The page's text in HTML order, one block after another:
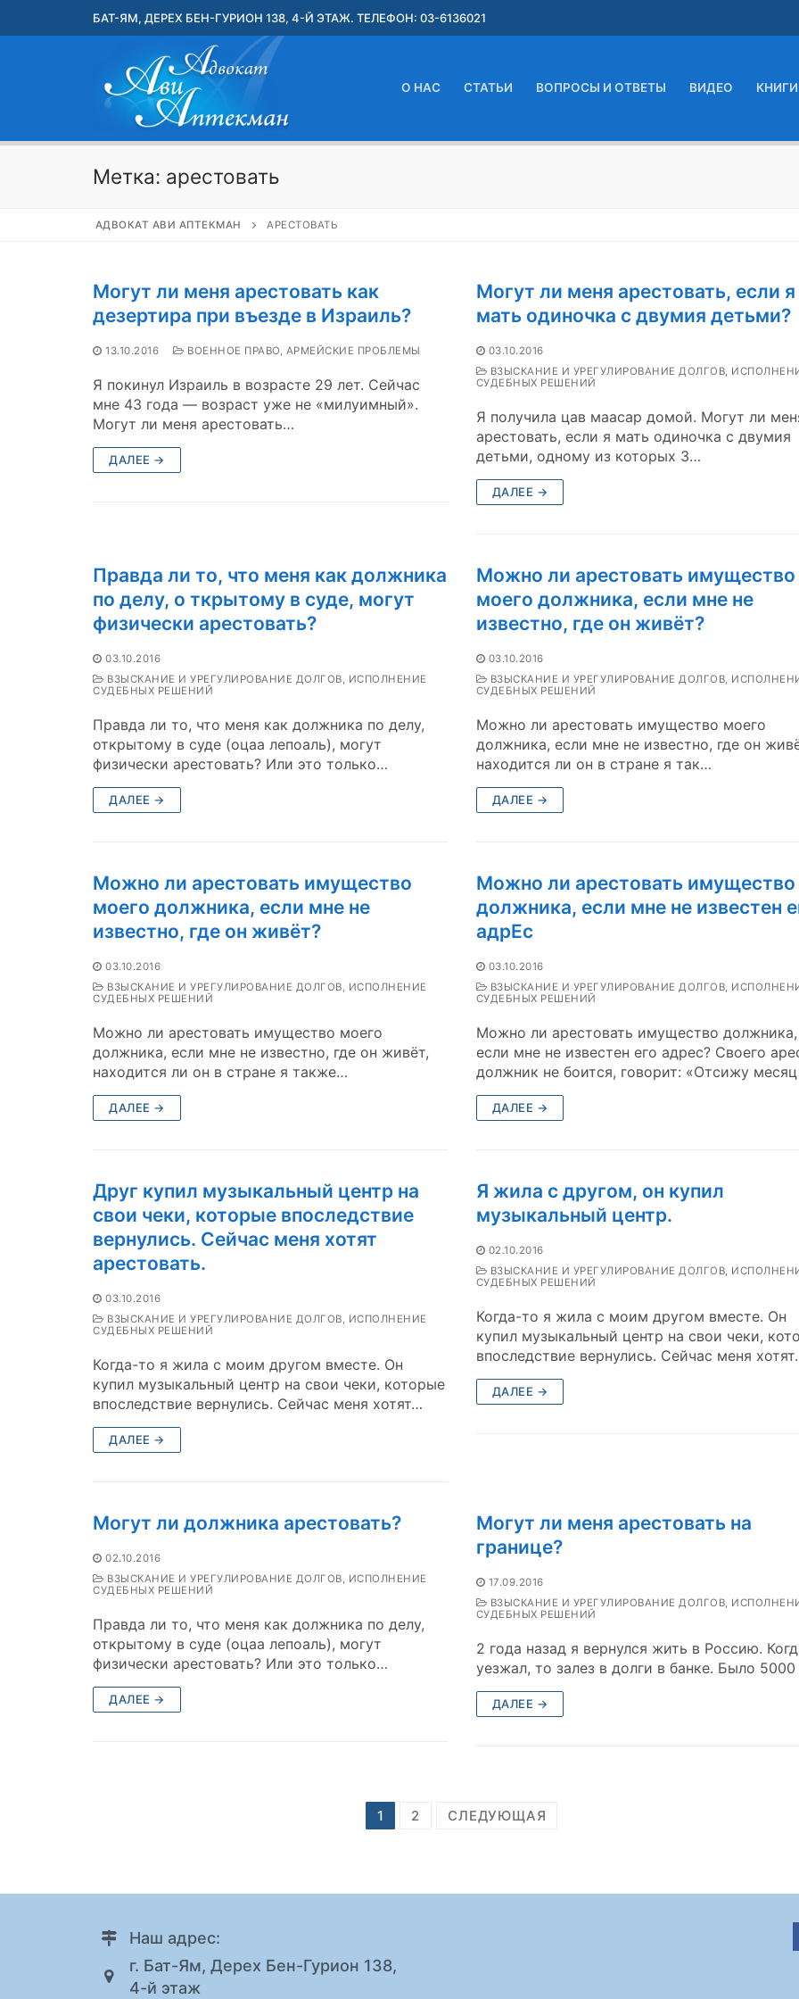
БАТ-ЯМ, ДЕРЕХ БЕН-ГУРИОН 138, 4-Й ЭТАЖ. ТЕЛЕФОН: 03-6136021
О НАС СТАТЬИ ВОПРОСЫ И ОТВЕТЫ ВИДЕО КНИГИ
Метка: арестовать
АДВОКАТ АВИ АПТЕКМАН АРЕСТОВАТЬ
Могут ли меня арестовать как
дезертира при въезде в Израиль?
13.10.2016 ВОЕННОЕ ПРАВО, АРМЕЙСКИЕ ПРОБЛЕМЫ
Я покинул Израиль в возрасте 29 лет. Сейчас
мне 43 года — возраст уже не «милуимный».
Могут ли меня арестовать…
ДАЛЕЕ →
Могут ли меня арестовать, если я
мать одиночка с двумия детьми?
03.10.2016
ВЗЫСКАНИЕ И УРЕГУЛИРОВАНИЕ ДОЛГОВ,
СУДЕБНЫХ РЕШЕНИЙ
Я получила цав маасар домой. Могут ли
арестовать, если я мать одиночка с двумия
детьми, одному из которых 3…
ДАЛЕЕ →
Правда ли то, что меня как должника
по делу, о ткрытому в суде, могут
физически арестовать?
03.10.2016
ВЗЫСКАНИЕ И УРЕГУЛИРОВАНИЕ ДОЛГОВ, ИСПОЛНЕНИЕ
СУДЕБНЫХ РЕШЕНИЙ
Правда ли то, что меня как должника по делу,
открытому в суде (оцаа лепоаль), могут
физически арестовать? Или это только…
ДАЛЕЕ →
Можно ли арестовать имущество
моего должника, если мне не
известно, где он живёт?
03.10.2016
ВЗЫСКАНИЕ И УРЕГУЛИРОВАНИЕ ДОЛГОВ,
СУДЕБНЫХ РЕШЕНИЙ
Можно ли арестовать имущество моего
должника, если мне не известно, где он
находится ли он в стране я так…
ДАЛЕЕ →
Можно ли арестовать имущество
моего должника, если мне не
известно, где он живёт?
03.10.2016
ВЗЫСКАНИЕ И УРЕГУЛИРОВАНИЕ ДОЛГОВ, ИСПОЛНЕНИЕ
СУДЕБНЫХ РЕШЕНИЙ
Можно ли арестовать имущество моего
должника, если мне не известно, где он живёт,
находится ли он в стране я также…
ДАЛЕЕ →
Можно ли арестовать имущество
должника, если мне не известен
адрЕс
03.10.2016
ВЗЫСКАНИЕ И УРЕГУЛИРОВАНИЕ ДОЛГОВ,
СУДЕБНЫХ РЕШЕНИЙ
Можно ли арестовать имущество должника,
если мне не известен его адрес? Своего
должник не боится, говорит: «Отсижу
ДАЛЕЕ →
Друг купил музыкальный центр на
свои чеки, которые впоследствие
вернулись. Сейчас меня хотят
арестовать.
03.10.2016
ВЗЫСКАНИЕ И УРЕГУЛИРОВАНИЕ ДОЛГОВ, ИСПОЛНЕНИЕ
СУДЕБНЫХ РЕШЕНИЙ
Когда-то я жила с моим другом вместе. Он
купил музыкальный центр на свои чеки, которые
впоследствие вернулись. Сейчас меня хотят…
ДАЛЕЕ →
Я жила с другом, он купил
музыкальный центр.
02.10.2016
ВЗЫСКАНИЕ И УРЕГУЛИРОВАНИЕ ДОЛГОВ,
СУДЕБНЫХ РЕШЕНИЙ
Когда-то я жила с моим другом вместе. Он
купил музыкальный центр на свои чеки,
впоследствие вернулись. Сейчас меня
ДАЛЕЕ →
Могут ли должника арестовать?
02.10.2016
ВЗЫСКАНИЕ И УРЕГУЛИРОВАНИЕ ДОЛГОВ, ИСПОЛНЕНИЕ
СУДЕБНЫХ РЕШЕНИЙ
Правда ли то, что меня как должника по делу,
открытому в суде (оцаа лепоаль), могут
физически арестовать? Или это только…
ДАЛЕЕ →
Могут ли меня арестовать на
границе?
17.09.2016
ВЗЫСКАНИЕ И УРЕГУЛИРОВАНИЕ ДОЛГОВ,
СУДЕБНЫХ РЕШЕНИЙ
2 года назад я вернулся жить в Россию.
уезжал, то залез в долги в банке. Было
ДАЛЕЕ →
записям
1 2 СЛЕДУЮЩАЯ
Наш адрес:
г. Бат-Ям, Дерех Бен-Гурион 138,
4-й этаж